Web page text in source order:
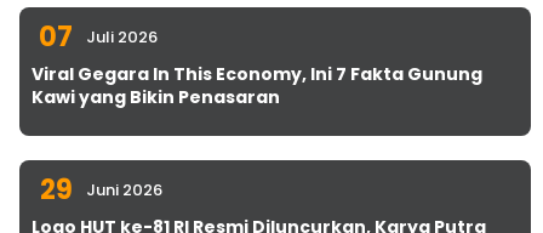
07 Juli 2026
Viral Gegara In This Economy, Ini 7 Fakta Gunung
Kawi yang Bikin Penasaran
29 Juni 2026
Logo HUT ke-81 RI Resmi Diluncurkan, Karya Putra